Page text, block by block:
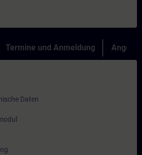
Termine und Anmeldung Angebot
Daten